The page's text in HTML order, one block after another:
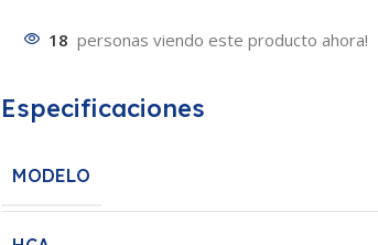
18 personas viendo este producto ahora!
Especificaciones
MODELO